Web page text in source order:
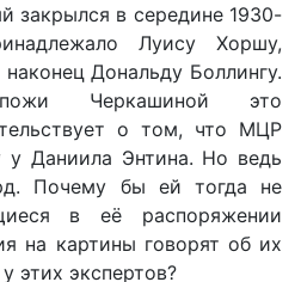
закрылся в середине 1930-
Луису Хоршу,
Дональду Боллингу.
Черкашиной это
о том, что МЦР
у Даниила Энтина. Но ведь
Почему бы ей тогда не
в её распоряжении
на картины говорят об их
этих экспертов?